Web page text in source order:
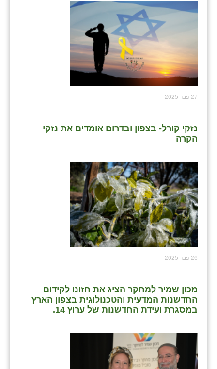
27 פבר 2025
נזקי קורל- בצפון ובדרום אומדים את נזקי
הקרה
26 פבר 2025
מכון שמיר למחקר הציג את חזונו לקידום
החדשנות המדעית והטכנולוגית בצפון הארץ
במסגרת ועידת החדשנות של ערוץ 14.